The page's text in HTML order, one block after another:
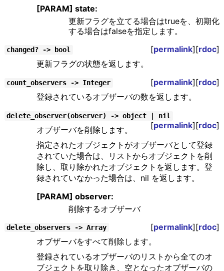
[PARAM] state:
更新フラグを立てる場合はtrueを、初期化
する場合はfalseを指定します。
changed? -> bool [permalink][rdoc]
更新フラグの状態を返します。
count_observers -> Integer [permalink][rdoc]
登録されているオブザーバの数を返します。
delete_observer(observer) -> object | nil
[permalink][rdoc]
オブザーバを削除します。
指定されたオブジェクトがオブザーバとして登録
されていた場合は、リストからオブジェクトを削
除し、取り除かれたオブジェクトを返します。登
録されていなかった場合は、nil を返します。
[PARAM] observer:
削除するオブザーバ
delete_observers -> Array [permalink][rdoc]
オブザーバをすべて削除します。
登録されているオブザーバのリストから全てのオ
ブジェクトを取り除き、空となったオブザーバの